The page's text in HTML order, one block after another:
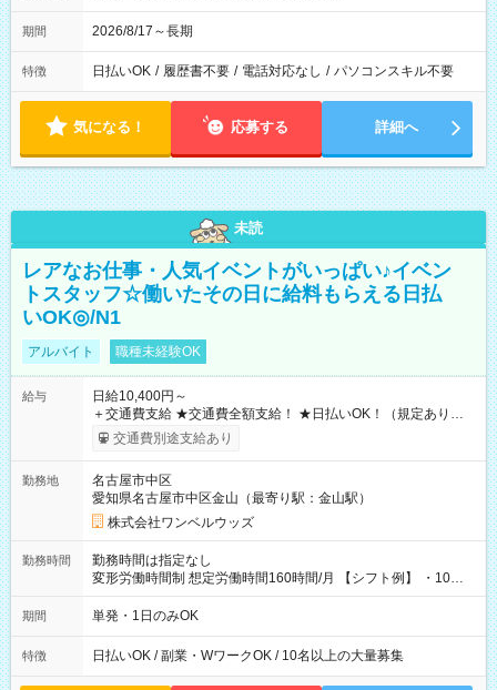
期間 2026/8/17～長期
特徴 日払いOK / 履歴書不要 / 電話対応なし / パソコンスキル不要
気になる！ 応募する 詳細へ
未読
レアなお仕事・人気イベントがいっぱい♪イベン
トスタッフ☆働いたその日に給料もらえる日払
いOK◎/N1
アルバイト 職種未経験OK
給与
日給10,400円～
＋交通費支給 ★交通費全額支給！ ★日払いOK！（規定あり） ┗
働いたその日に現金GET♪ お仕事後はコンビニATMから 日払
交通費別途支給あり
勤務地
名古屋市中区
愛知県名古屋市中区金山（最寄り駅：金山駅）
株式会社ワンベルウッズ
勤務時間
勤務時間は指定なし
変形労働時間制 想定労働時間160時間/月 【シフト例】 ・10：
00～20：00
期間 単発・1日のみOK
特徴 日払いOK / 副業・WワークOK / 10名以上の大量募集